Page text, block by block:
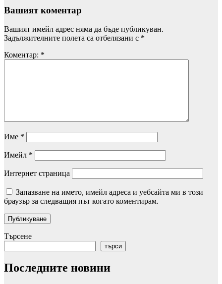
Вашият коментар
Вашият имейл адрес няма да бъде публикуван.
Задължителните полета са отбелязани с *
Коментар: *
Име *
Имейл *
Интернет страница
Запазване на името, имейл адреса и уебсайта ми в този
браузър за следващия път когато коментирам.
Търсене
търси
Последните новини